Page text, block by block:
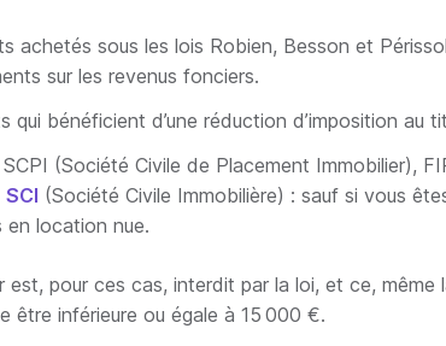
achetés sous les lois Robien, Besson et
sur les revenus fonciers.
qui bénéficient d’une réduction d’imposition au
(Société Civile de Placement Immobilier),
SCI (Société Civile Immobilière) : sauf si vous
en location nue.
est, pour ces cas, interdit par la loi, et ce, même
être inférieure ou égale à 15 000 €.